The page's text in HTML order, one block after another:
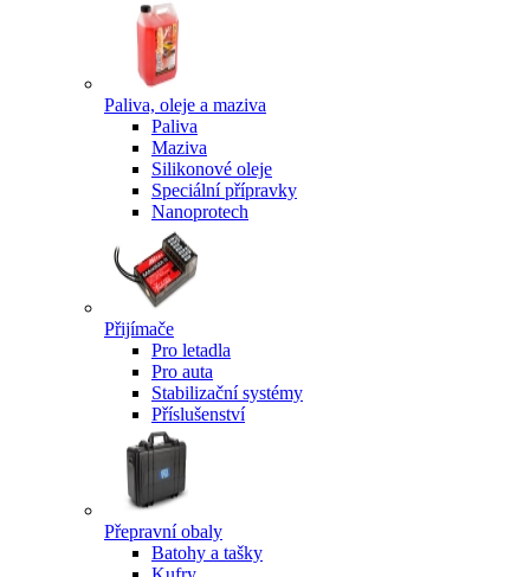
Paliva, oleje a maziva
Paliva
Maziva
Silikonové oleje
Speciální přípravky
Nanoprotech
Přijímače
Pro letadla
Pro auta
Stabilizační systémy
Příslušenství
Přepravní obaly
Batohy a tašky